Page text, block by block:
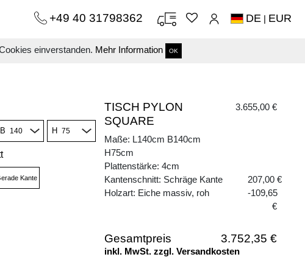
einverstanden. Mehr Information OK
+49 40 31798362 DE | EUR
B H
Kante
TISCH PYLON
SQUARE
3.655,00 €
Maße: L140cm B140cm
H75cm
Plattenstärke: 4cm
Kantenschnitt: Schräge Kante
207,00 €
Holzart: Eiche massiv, roh
-109,65
€
Gesamtpreis 3.752,35 €
inkl. MwSt. zzgl. Versandkosten